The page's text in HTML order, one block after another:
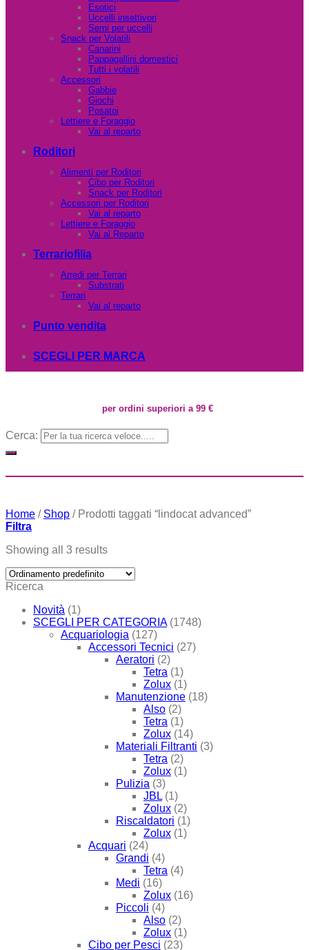
Esotici
Uccelli insettivori
Semi per uccelli
Snack per Volatili
Canarini
Pappagallini domestici
Tutti i volatili
Accessori
Gabbie
Giochi
Posatoi
Lettiere e Foraggio
Vai al reparto
Roditori
Alimenti per Roditori
Cibo per Roditori
Snack per Roditori
Accessori per Roditori
Vai al reparto
Lettiere e Foraggio
Vai al Reparto
Terrariofilia
Arredi per Terrari
Substrati
Terrari
Vai al reparto
Punto vendita
SCEGLI PER MARCA
per ordini superiori a 99 €
Cerca:
Home / Shop /Prodotti taggati “lindocat advanced”
Filtra
Showing all 3 results
Ricerca
Novità (1)
SCEGLI PER CATEGORIA (1748)
Acquariologia (127)
Accessori Tecnici (27)
Aeratori (2)
Tetra (1)
Zolux (1)
Manutenzione (18)
Also (2)
Tetra (1)
Zolux (14)
Materiali Filtranti (3)
Tetra (2)
Zolux (1)
Pulizia (3)
JBL (1)
Zolux (2)
Riscaldatori (1)
Zolux (1)
Acquari (24)
Grandi (4)
Tetra (4)
Medi (16)
Zolux (16)
Piccoli (4)
Also (2)
Zolux (1)
Cibo per Pesci (23)